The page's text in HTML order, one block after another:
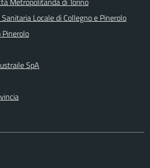
Locale di Collegno e Pinerolo
SpA